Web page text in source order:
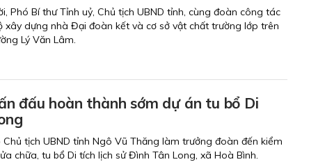
Phó Bí thư Tỉnh uỷ, Chủ tịch UBND tỉnh, cùng đoàn công tác
xây dựng nhà Đại đoàn kết và cơ sở vật chất trường lớp trên
Lý Văn Lâm.
đấu hoàn thành sớm dự án tu bổ Di
Tân Long
tịch UBND tỉnh Ngô Vũ Thăng làm trưởng đoàn đến kiểm
chữa, tu bổ Di tích lịch sử Đình Tân Long, xã Hoà Bình.